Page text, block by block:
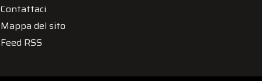
Contattaci
Mappa del sito
Feed RSS